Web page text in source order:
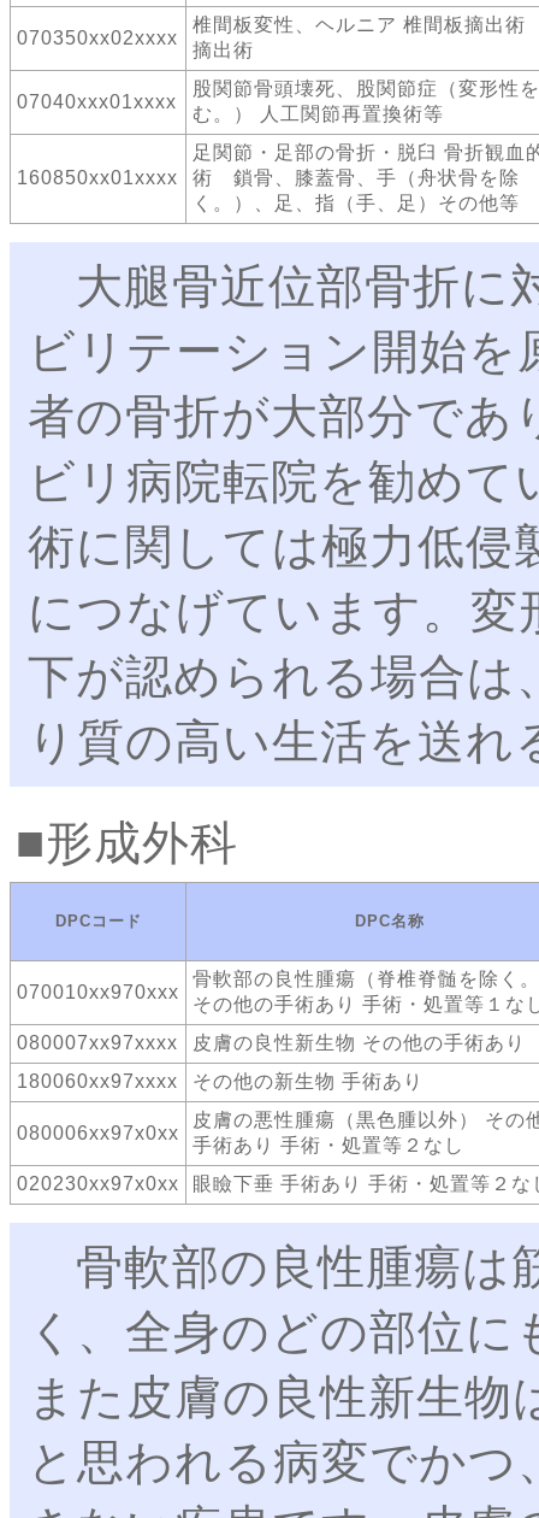
070350xx02xxxx
椎間板変性、ヘルニア 椎間板摘出
摘出術
07040xxx01xxxx
股関節骨頭壊死、股関節症（変形性
む。） 人工関節再置換術等
160850xx01xxxx
足関節・足部の骨折・脱臼 骨折観血
術 鎖骨、膝蓋骨、手（舟状骨を除
く。）、足、指（手、足）その他等
大腿骨近位部骨折に
ビリテーション開始
者の骨折が大部分であ
ビリ病院転院を勧め
術に関しては極力低侵
につなげています。
下が認められる場合は
り質の高い生活を送
形成外科
DPCコード DPC名称
070010xx970xxx
骨軟部の良性腫瘍（脊椎脊髄を除く
その他の手術あり 手術・処置等１な
080007xx97xxxx
皮膚の良性新生物 その他の手術あり
180060xx97xxxx
その他の新生物 手術あり
080006xx97x0xx
皮膚の悪性腫瘍（黒色腫以外） その
手術あり 手術・処置等２なし
020230xx97x0xx
眼瞼下垂 手術あり 手術・処置等２な
骨軟部の良性腫瘍は
く、全身のどの部位
また皮膚の良性新生
と思われる病変でか